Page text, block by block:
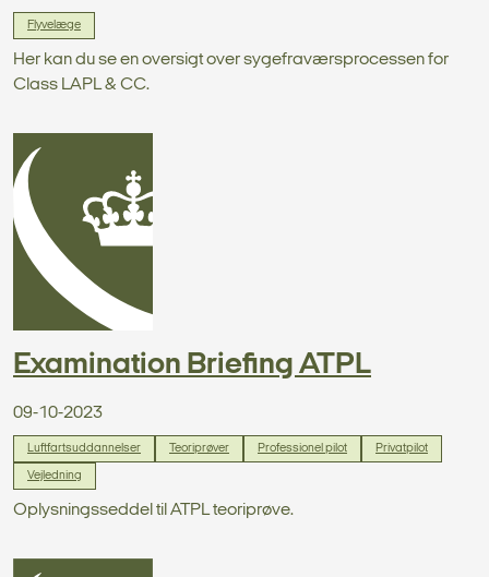
Flyvelæge
Her kan du se en oversigt over sygefraværsprocessen for
Class LAPL & CC.
Examination Briefing ATPL
09-10-2023
Luftfartsuddannelser Teoriprøver Professionel pilot Privatpilot
Vejledning
Oplysningsseddel til ATPL teoriprøve.